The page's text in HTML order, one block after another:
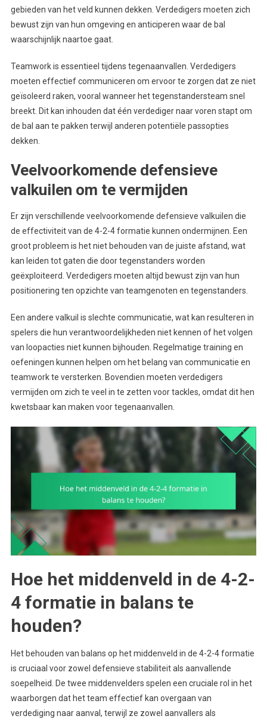
gebieden van het veld kunnen dekken. Verdedigers moeten zich
bewust zijn van hun omgeving en anticiperen waar de bal
waarschijnlijk naartoe gaat.
Teamwork is essentieel tijdens tegenaanvallen. Verdedigers
moeten effectief communiceren om ervoor te zorgen dat ze niet
geïsoleerd raken, vooral wanneer het tegenstandersteam snel
breekt. Dit kan inhouden dat één verdediger naar voren stapt om
de bal aan te pakken terwijl anderen potentiële passopties
dekken.
Veelvoorkomende defensieve
valkuilen om te vermijden
Er zijn verschillende veelvoorkomende defensieve valkuilen die
de effectiviteit van de 4-2-4 formatie kunnen ondermijnen. Een
groot probleem is het niet behouden van de juiste afstand, wat
kan leiden tot gaten die door tegenstanders worden
geëxploiteerd. Verdedigers moeten altijd bewust zijn van hun
positionering ten opzichte van teamgenoten en tegenstanders.
Een andere valkuil is slechte communicatie, wat kan resulteren in
spelers die hun verantwoordelijkheden niet kennen of het volgen
van loopacties niet kunnen bijhouden. Regelmatige training en
oefeningen kunnen helpen om het belang van communicatie en
teamwork te versterken. Bovendien moeten verdedigers
vermijden om zich te veel in te zetten voor tackles, omdat dit hen
kwetsbaar kan maken voor tegenaanvallen.
Hoe het middenveld in de 4-2-
4 formatie in balans te
houden?
Het behouden van balans op het middenveld in de 4-2-4 formatie
is cruciaal voor zowel defensieve stabiliteit als aanvallende
soepelheid. De twee middenvelders spelen een cruciale rol in het
waarborgen dat het team effectief kan overgaan van
verdediging naar aanval, terwijl ze zowel aanvallers als